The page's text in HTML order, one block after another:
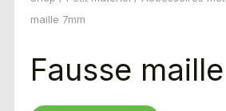
maille 7mm
Fausse